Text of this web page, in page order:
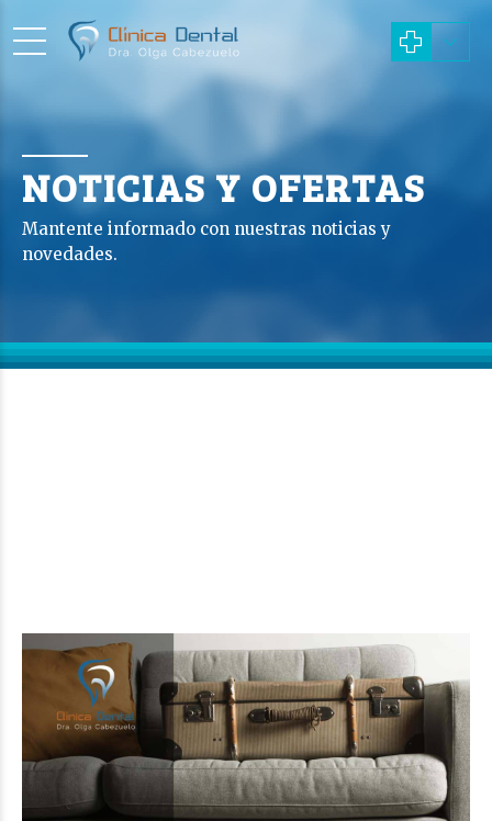
NOTICIAS Y OFERTAS
Mantente informado con nuestras noticias y
novedades.